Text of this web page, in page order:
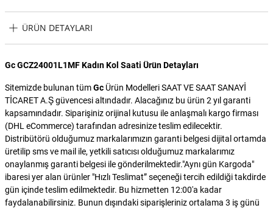
ÜRÜN DETAYLARI
Gc GCZ24001L1MF Kadın Kol Saati Ürün Detayları
Sitemizde bulunan tümGc Ürün Modelleri SAAT VE SAAT SANAYİ
TİCARET A.Ş güvencesi altındadır. Alacağınız bu ürün 2 yıl garanti
kapsamındadır. Siparişiniz orijinal kutusu ile anlaşmalı kargo firması
(DHL eCommerce) tarafından adresinize teslim edilecektir.
Distribütörü olduğumuz markalarımızın garanti belgesi dijital ortamda
üretilip sms ve mail ile, yetkili satıcısı olduğumuz markalarımız
onaylanmış garanti belgesi ile gönderilmektedir."Aynı gün Kargoda"
ibaresi yer alan ürünler "Hızlı Teslimat” seçeneği tercih edildiği takdirde
gün içinde teslim edilmektedir. Bu hizmetten 12:00'a kadar
faydalanabilirsiniz. Bunun dışındaki siparişleriniz ortalama 3 iş günü